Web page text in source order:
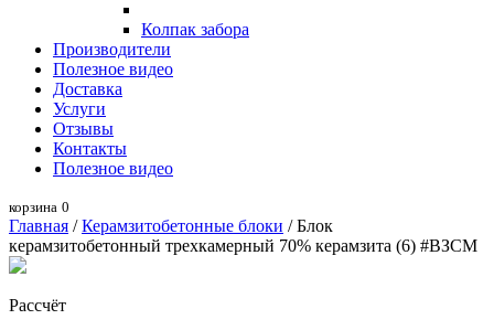
Колпак забора
Производители
Полезное видео
Доставка
Услуги
Отзывы
Контакты
Полезное видео
корзина 0
Главная /Керамзитобетонные блоки / Блок
керамзитобетонный трехкамерный 70% керамзита (6) #ВЗСМ
Рассчёт